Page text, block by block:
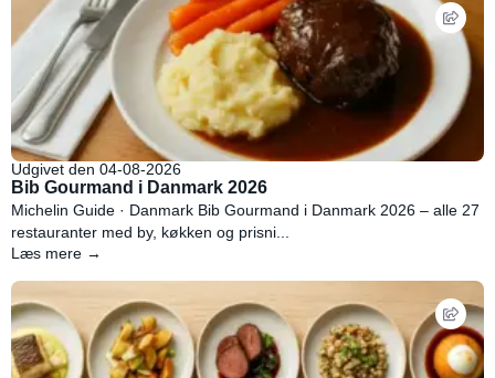
Udgivet den 04-08-2026
Bib Gourmand i Danmark 2026
Michelin Guide · Danmark Bib Gourmand i Danmark 2026 – alle 27
restauranter med by, køkken og prisni...
Læs mere →